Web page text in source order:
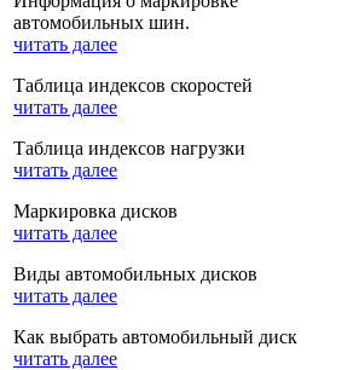
автомобильных шин.
читать далее
Таблица индексов скоростей
читать далее
Таблица индексов нагрузки
читать далее
Маркировка дисков
читать далее
Виды автомобильных дисков
читать далее
Как выбрать автомобильный диск
читать далее